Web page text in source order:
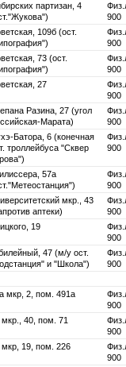
партизан, 4
900
109б (ост.
900
73 (ост.
900
27
900
Разина, 27 (угол
Марата)
900
Батора, 6 (конечная
троллейбуса "Сквер
900
57а
900
мкр., 43
аптеки)
900
19
900
47 (м/у ост.
и "Школа")
900
мкр, 2, пом. 491а
900
мкр., 40, пом. 71
900
мкр, 19, пом. 226
900